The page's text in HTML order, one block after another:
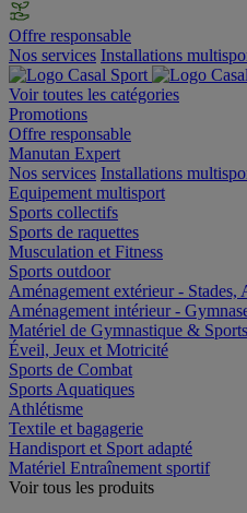
Offre responsable
Nos services Installations
Voir toutes les catégories
Promotions
Offre responsable
Manutan Expert
Nos services Installations
Equipement multisport
Sports collectifs
Sports de raquettes
Musculation et Fitness
Sports outdoor
Aménagement extérieur - Stades,
Aménagement intérieur -
Matériel de Gymnastique &
Éveil, Jeux et Motricité
Sports de Combat
Sports Aquatiques
Athlétisme
Textile et bagagerie
Handisport et Sport adapté
Matériel Entraînement sportif
Voir tous les produits